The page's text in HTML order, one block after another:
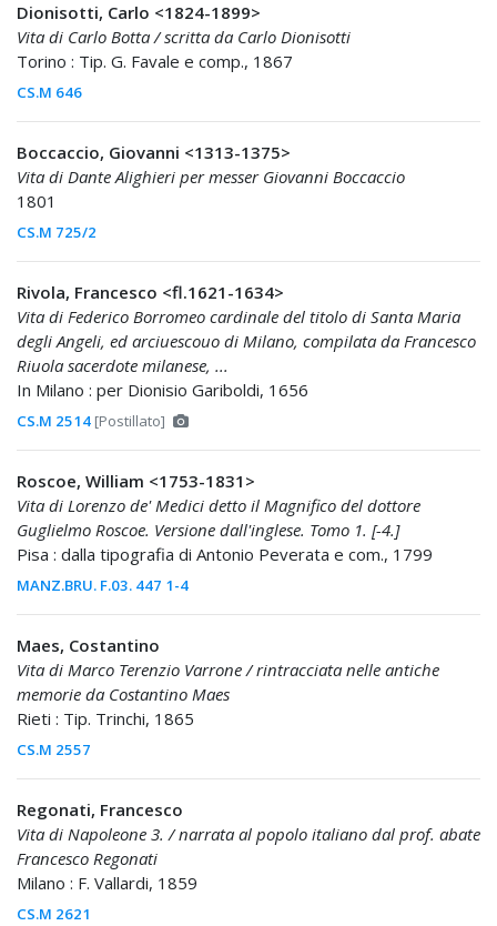
Dionisotti, Carlo <1824-1899>
Vita di Carlo Botta / scritta da Carlo Dionisotti
Torino : Tip. G. Favale e comp., 1867
CS.M 646
Boccaccio, Giovanni <1313-1375>
Vita di Dante Alighieri per messer Giovanni Boccaccio
1801
CS.M 725/2
Rivola, Francesco <fl.1621-1634>
Vita di Federico Borromeo cardinale del titolo di Santa Maria
degli Angeli, ed arciuescouo di Milano, compilata da Francesco
Riuola sacerdote milanese, ...
In Milano : per Dionisio Gariboldi, 1656
CS.M 2514 [Postillato]
Roscoe, William <1753-1831>
Vita di Lorenzo de' Medici detto il Magnifico del dottore
Guglielmo Roscoe. Versione dall'inglese. Tomo 1. [-4.]
Pisa : dalla tipografia di Antonio Peverata e com., 1799
MANZ.BRU. F.03. 447 1-4
Maes, Costantino
Vita di Marco Terenzio Varrone / rintracciata nelle antiche
memorie da Costantino Maes
Rieti : Tip. Trinchi, 1865
CS.M 2557
Regonati, Francesco
Vita di Napoleone 3. / narrata al popolo italiano dal prof. abate
Francesco Regonati
Milano : F. Vallardi, 1859
CS.M 2621